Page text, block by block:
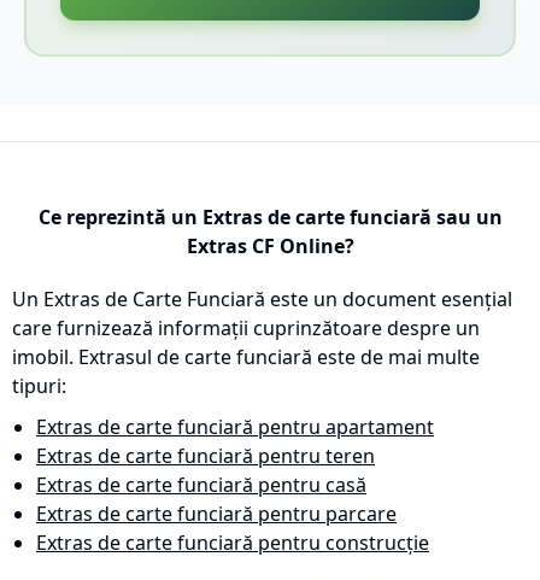
Ce reprezintă un Extras de carte funciară sau un
Extras CF Online?
Un Extras de Carte Funciară este un document esențial
care furnizează informații cuprinzătoare despre un
imobil. Extrasul de carte funciară este de mai multe
tipuri:
Extras de carte funciară pentru apartament
Extras de carte funciară pentru teren
Extras de carte funciară pentru casă
Extras de carte funciară pentru parcare
Extras de carte funciară pentru construcție